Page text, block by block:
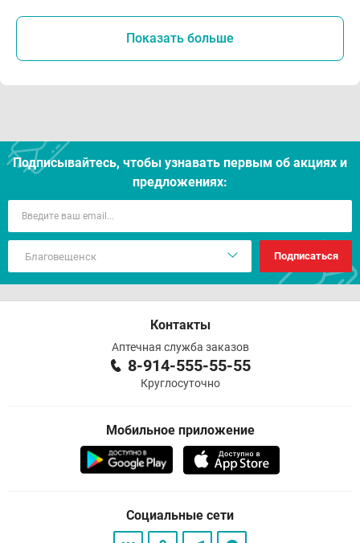
Показать больше
Подписывайтесь, чтобы узнавать первым об акцияx и
предложениях:
Подписаться
Контакты
Аптечная служба заказов
8-914-555-55-55
Круглосуточно
Мобильное приложение
Социальные сети